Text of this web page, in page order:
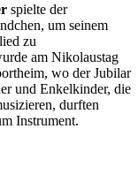
spielte der
um seinem
zu
am Nikolaustag
wo der Jubilar
und Enkelkinder, die
durften
Instrument.